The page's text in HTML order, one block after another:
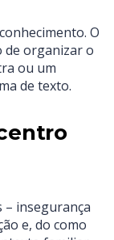
O
de organizar o
ou um
de texto.
– insegurança
e, do como